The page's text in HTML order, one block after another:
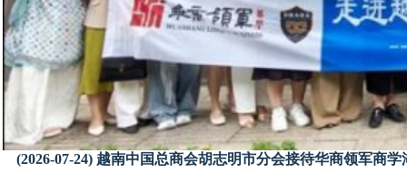
(2026-07-24) 越南中国总商会胡志明市分会接待华商领军商